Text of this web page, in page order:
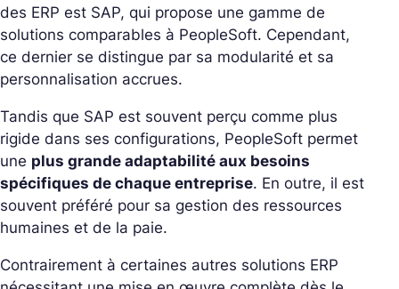
des ERP est SAP, qui propose une gamme de
solutions comparables à PeopleSoft. Cependant,
ce dernier se distingue par sa modularité et sa
personnalisation accrues.
Tandis que SAP est souvent perçu comme plus
rigide dans ses configurations, PeopleSoft permet
une plus grande adaptabilité aux besoins
spécifiques de chaque entreprise. En outre, il est
souvent préféré pour sa gestion des ressources
humaines et de la paie.
Contrairement à certaines autres solutions ERP